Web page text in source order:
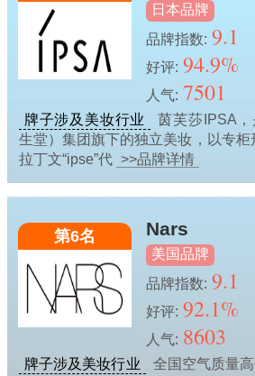
日本品牌
品牌指数: 9.1
好评: 94.9%
人气: 7501
牌子涉及美妆行业
茵芙莎IPSA
生堂）集团旗下的独立美妆，以专柜
拉丁文“ipse”代 >>品牌详情
第6名 Nars
美国品牌
品牌指数: 9.1
好评: 92.1%
人气: 8603
牌子涉及美妆行业
全国空气质量